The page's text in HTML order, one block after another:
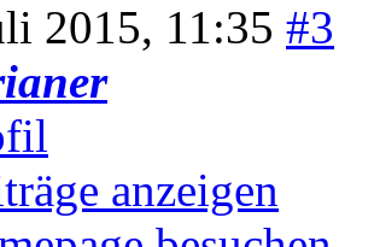
2015, 11:35 #3
anzeigen